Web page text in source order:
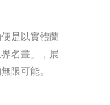
是以實體蘭
名畫」，展
限可能。